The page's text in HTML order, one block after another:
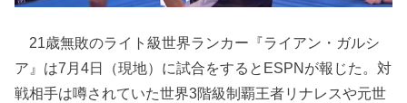
21歳無敗のライト級世界ランカー『ライアン・ガルシ
ア』は7月4日（現地）に試合をするとESPNが報じた。対
戦相手は噂されていた世界3階級制覇王者リナレスや元世